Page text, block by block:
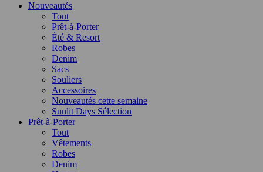
Nouveautés
Tout
Prêt-à-Porter
Été & Resort
Robes
Denim
Sacs
Souliers
Accessoires
Nouveautés cette semaine
Sunlit Days Sélection
Prêt-à-Porter
Tout
Vêtements
Robes
Denim